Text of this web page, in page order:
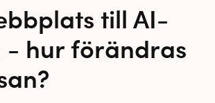
till AI-
- hur förändras